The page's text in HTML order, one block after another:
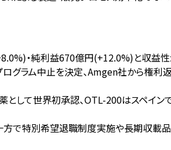
・純利益670億円(+12.0%)と収益性
ラム中止を決定、Amgen社から権
て世界初承認、OTL-200はスペイン
で特別希望退職制度実施や長期収載